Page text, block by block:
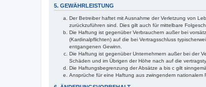
5. GEWÄHRLEISTUNG
Der Betreiber haftet mit Ausnahme der Verletzung von
zurückzuführen sind. Dies gilt auch für mittelbare
Die Haftung ist gegenüber Verbrauchern außer bei
(Kardinalpflichten) auf die bei Vertragsschluss
entgangenen Gewinn.
Die Haftung ist gegenüber Unternehmern außer bei der
Schäden und im Übrigen der Höhe nach auf die
Die Haftungsbegrenzung der Absätze a bis c gilt
Ansprüche für eine Haftung aus zwingendem nationalem